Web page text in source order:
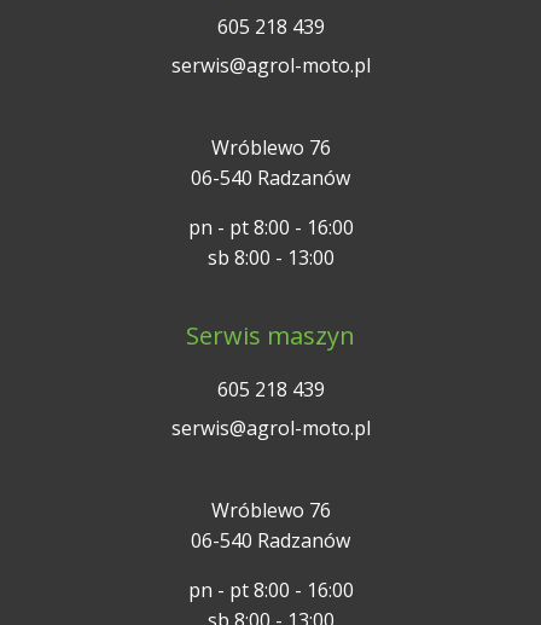
605 218 439
serwis@agrol-moto.pl
Wróblewo 76
06-540 Radzanów
pn - pt 8:00 - 16:00
sb 8:00 - 13:00
Serwis maszyn
605 218 439
serwis@agrol-moto.pl
Wróblewo 76
06-540 Radzanów
pn - pt 8:00 - 16:00